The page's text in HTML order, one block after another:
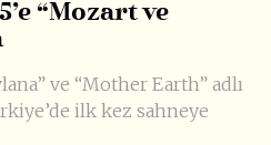
“Mozart ve
ve “Mother Earth” adlı
ilk kez sahneye